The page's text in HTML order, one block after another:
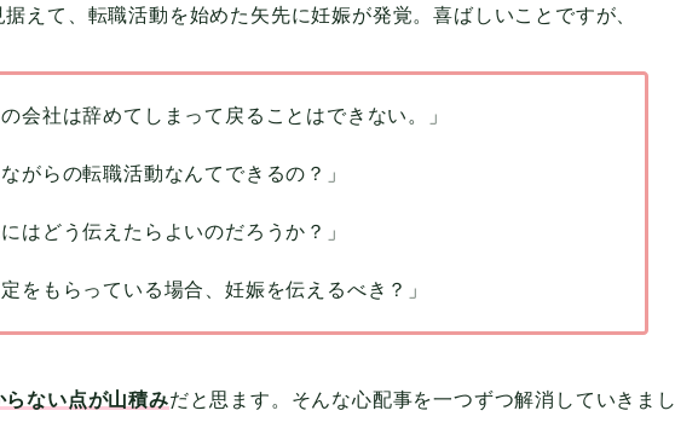
えて、転職活動を始めた矢先に妊娠が発覚。喜ばしいことですが、
の会社は辞めてしまって戻ることはできない。」
ながらの転職活動なんてできるの？」
にはどう伝えたらよいのだろうか？」
定をもらっている場合、妊娠を伝えるべき？」
らない点が山積みだと思ます。そんな心配事を一つずつ解消していきまし